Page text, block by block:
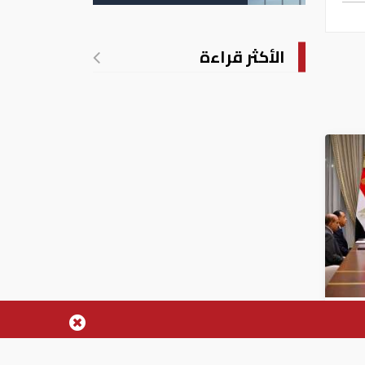
الأكثر قراءة